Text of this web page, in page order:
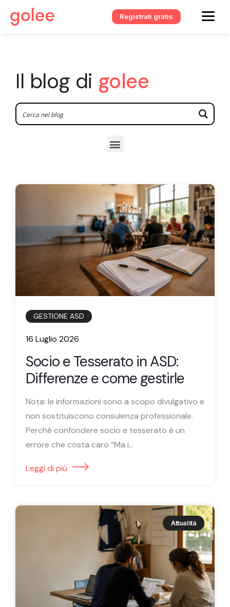
Registrati gratis
Il blog di golee
GESTIONE ASD
16 Luglio 2026
Socio e Tesserato in ASD:
Differenze e come gestirle
Nota: le informazioni sono a scopo divulgativo e
non sostituiscono consulenza professionale.
Perché confondere socio e tesserato è un
errore che costa caro “Ma i...
Leggi di più
Attualità